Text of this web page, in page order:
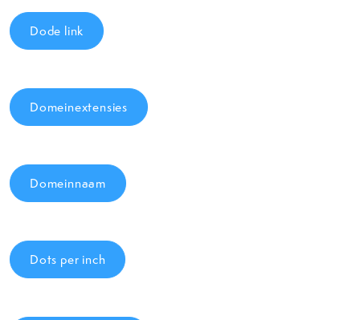
Dode link
Domeinextensies
Domeinnaam
Dots per inch